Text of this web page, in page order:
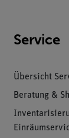
Service
Übersicht
Beratung &